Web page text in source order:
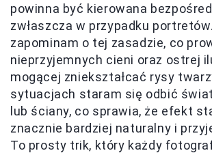
powinna być kierowana
zwłaszcza w przypadku
zapominam o tej zasadzie, co
nieprzyjemnych cieni oraz ostrej
mogącej zniekształcać rysy
sytuacjach staram się odbić
lub ściany, co sprawia, że efekt
znacznie bardziej naturalny i
To prosty trik, który każdy